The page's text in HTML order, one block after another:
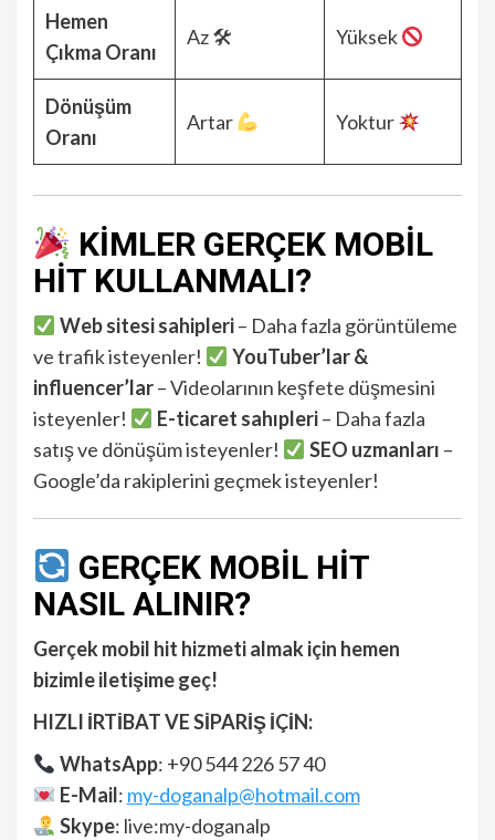
Hemen
Çıkma Oranı
Az 🛠 Yüksek
Dönüşüm
Oranı
Artar Yoktur
KİMLER GERÇEK MOBİL
HİT KULLANMALI?
Web sitesi sahipleri– Daha fazla görüntüleme
ve trafik isteyenler!
YouTuber’lar &
influencer’lar– Videolarının keşfete düşmesini
isteyenler!
E-ticaret sahıpleri– Daha fazla
satış ve dönüşüm isteyenler!
SEO uzmanları –
Google’da rakiplerini geçmek isteyenler!
GERÇEK MOBİL HİT
NASIL ALINIR?
Gerçek mobil hit hizmeti almak için hemen
bizimle iletişime geç!
HIZLI İRTİBAT VE SİPARİŞ İÇİN:
WhatsApp: +90 544 226 57 40
E-Mail: my-doganalp@hotmail.com
Skype: live:my-doganalp